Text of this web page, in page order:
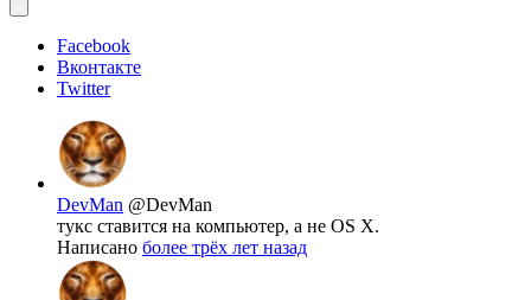
Facebook
Вконтакте
Twitter
DevMan @DevMan
тукс ставится на компьютер, а не OS X.
Написано более трёх лет назад